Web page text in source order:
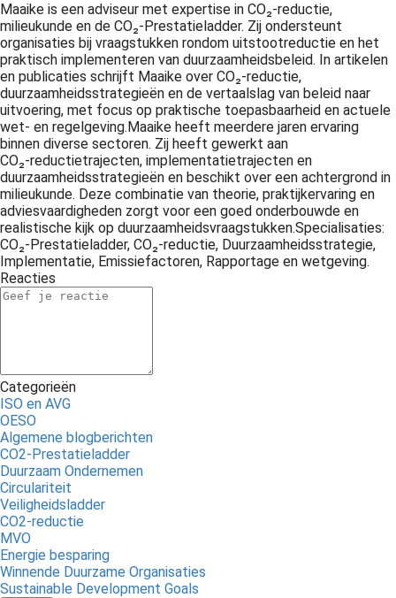
Maaike is een adviseur met expertise in CO₂‑reductie,
milieukunde en de CO₂‑Prestatieladder. Zij ondersteunt
organisaties bij vraagstukken rondom uitstootreductie en het
praktisch implementeren van duurzaamheidsbeleid. In artikelen
en publicaties schrijft Maaike over CO₂‑reductie,
duurzaamheidsstrategieën en de vertaalslag van beleid naar
uitvoering, met focus op praktische toepasbaarheid en actuele
wet- en regelgeving.Maaike heeft meerdere jaren ervaring
binnen diverse sectoren. Zij heeft gewerkt aan
CO₂‑reductietrajecten, implementatietrajecten en
duurzaamheidsstrategieën en beschikt over een achtergrond in
milieukunde. Deze combinatie van theorie, praktijkervaring en
adviesvaardigheden zorgt voor een goed onderbouwde en
realistische kijk op duurzaamheidsvraagstukken.Specialisaties:
CO₂‑Prestatieladder, CO₂‑reductie, Duurzaamheidsstrategie,
Implementatie, Emissiefactoren, Rapportage en wetgeving.
Reacties
Categorieën
ISO en AVG
OESO
Algemene blogberichten
CO2-Prestatieladder
Duurzaam Ondernemen
Circulariteit
Veiligheidsladder
CO2-reductie
MVO
Energie besparing
Winnende Duurzame Organisaties
Sustainable Development Goals